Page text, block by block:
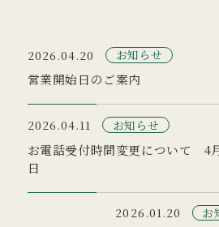
2026.04.20 お知らせ
営業開始日のご案内
2026.04.11 お知らせ
お電話受付時間変更について 4
日
2026.01.20 お